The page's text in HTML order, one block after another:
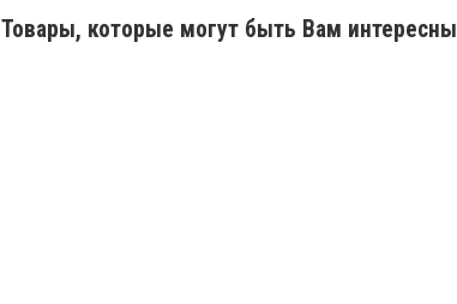
Товары, которые могут быть Вам интересны